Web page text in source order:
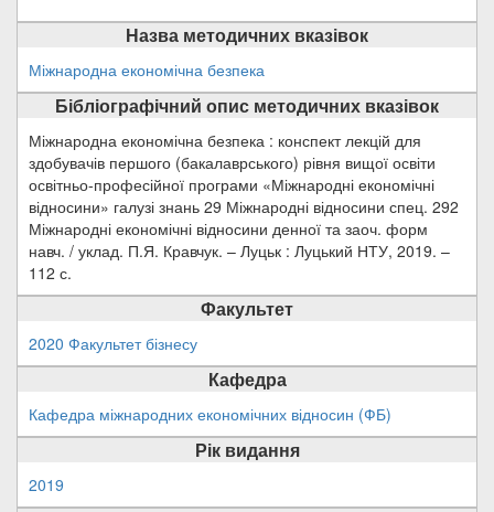
Назва методичних вказівок
Міжнародна економічна безпека
Бібліографічний опис методичних вказівок
Міжнародна економічна безпека : конспект лекцій для
здобувачів першого (бакалаврського) рівня вищої освіти
освітньо-професійної програми «Міжнародні економічні
відносини» галузі знань 29 Міжнародні відносини спец. 292
Міжнародні економічні відносини денної та заоч. форм
навч. / уклад. П.Я. Кравчук. – Луцьк : Луцький НТУ, 2019. –
112 с.
Факультет
2020 Факультет бізнесу
Кафедра
Кафедра міжнародних економічних відносин (ФБ)
Рік видання
2019